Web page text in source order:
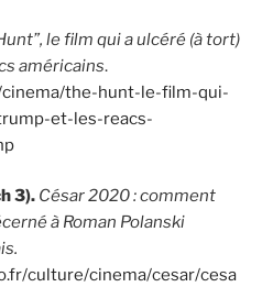
le film qui a ulcéré (à tort)
américains.
the-hunt-le-film-qui-
et-les-reacs-
3). César 2020 : comment
à Roman Polanski
culture/cinema/cesar/cesa